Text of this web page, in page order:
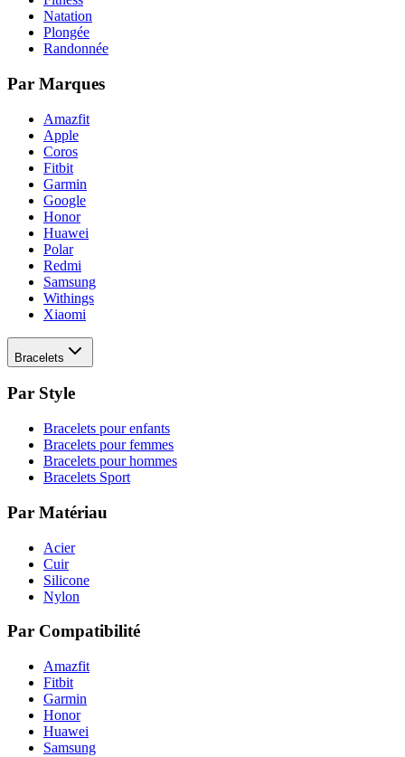
Natation
Plongée
Randonnée
Par Marques
Amazfit
Apple
Coros
Fitbit
Garmin
Google
Honor
Huawei
Polar
Redmi
Samsung
Withings
Xiaomi
Bracelets
Par Style
Bracelets pour enfants
Bracelets pour femmes
Bracelets pour hommes
Bracelets Sport
Par Matériau
Acier
Cuir
Silicone
Nylon
Par Compatibilité
Amazfit
Fitbit
Garmin
Honor
Huawei
Samsung